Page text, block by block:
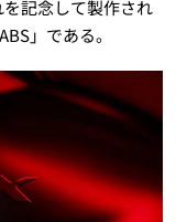
記念して製作され
」である。